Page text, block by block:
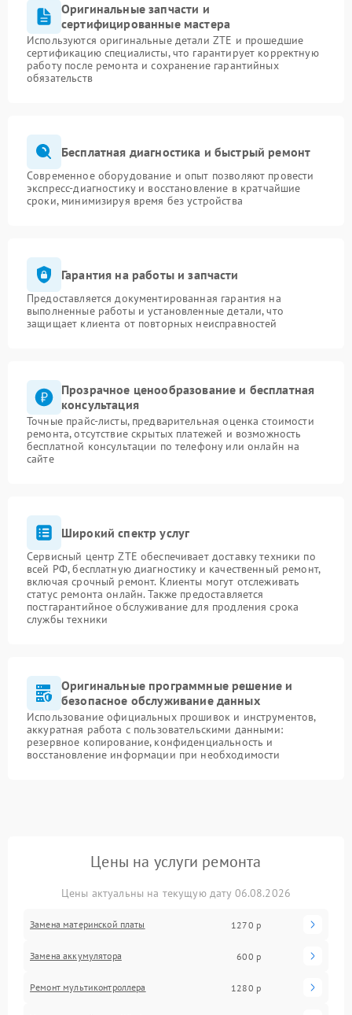
Оригинальные запчасти и
сертифицированные мастера
Используются оригинальные детали ZTE и прошедшие
сертификацию специалисты, что гарантирует корректную
работу после ремонта и сохранение гарантийных
обязательств
Бесплатная диагностика и быстрый ремонт
Современное оборудование и опыт позволяют провести
экспресс-диагностику и восстановление в кратчайшие
сроки, минимизируя время без устройства
Гарантия на работы и запчасти
Предоставляется документированная гарантия на
выполненные работы и установленные детали, что
защищает клиента от повторных неисправностей
Прозрачное ценообразование и бесплатная
консультация
Точные прайс-листы, предварительная оценка стоимости
ремонта, отсутствие скрытых платежей и возможность
бесплатной консультации по телефону или онлайн на
сайте
Широкий спектр услуг
Сервисный центр ZTE обеспечивает доставку техники по
всей РФ, бесплатную диагностику и качественный ремонт,
включая срочный ремонт. Клиенты могут отслеживать
статус ремонта онлайн. Также предоставляется
постгарантийное обслуживание для продления срока
службы техники
Оригинальные программные решение и
безопасное обслуживание данных
Использование официальных прошивок и инструментов,
аккуратная работа с пользовательскими данными:
резервное копирование, конфиденциальность и
восстановление информации при необходимости
Цены на услуги ремонта
Цены актуальны на текущую дату 06.08.2026
Замена материнской платы 1270 р
Замена аккумулятора 600 р
Ремонт мультиконтроллера 1280 р